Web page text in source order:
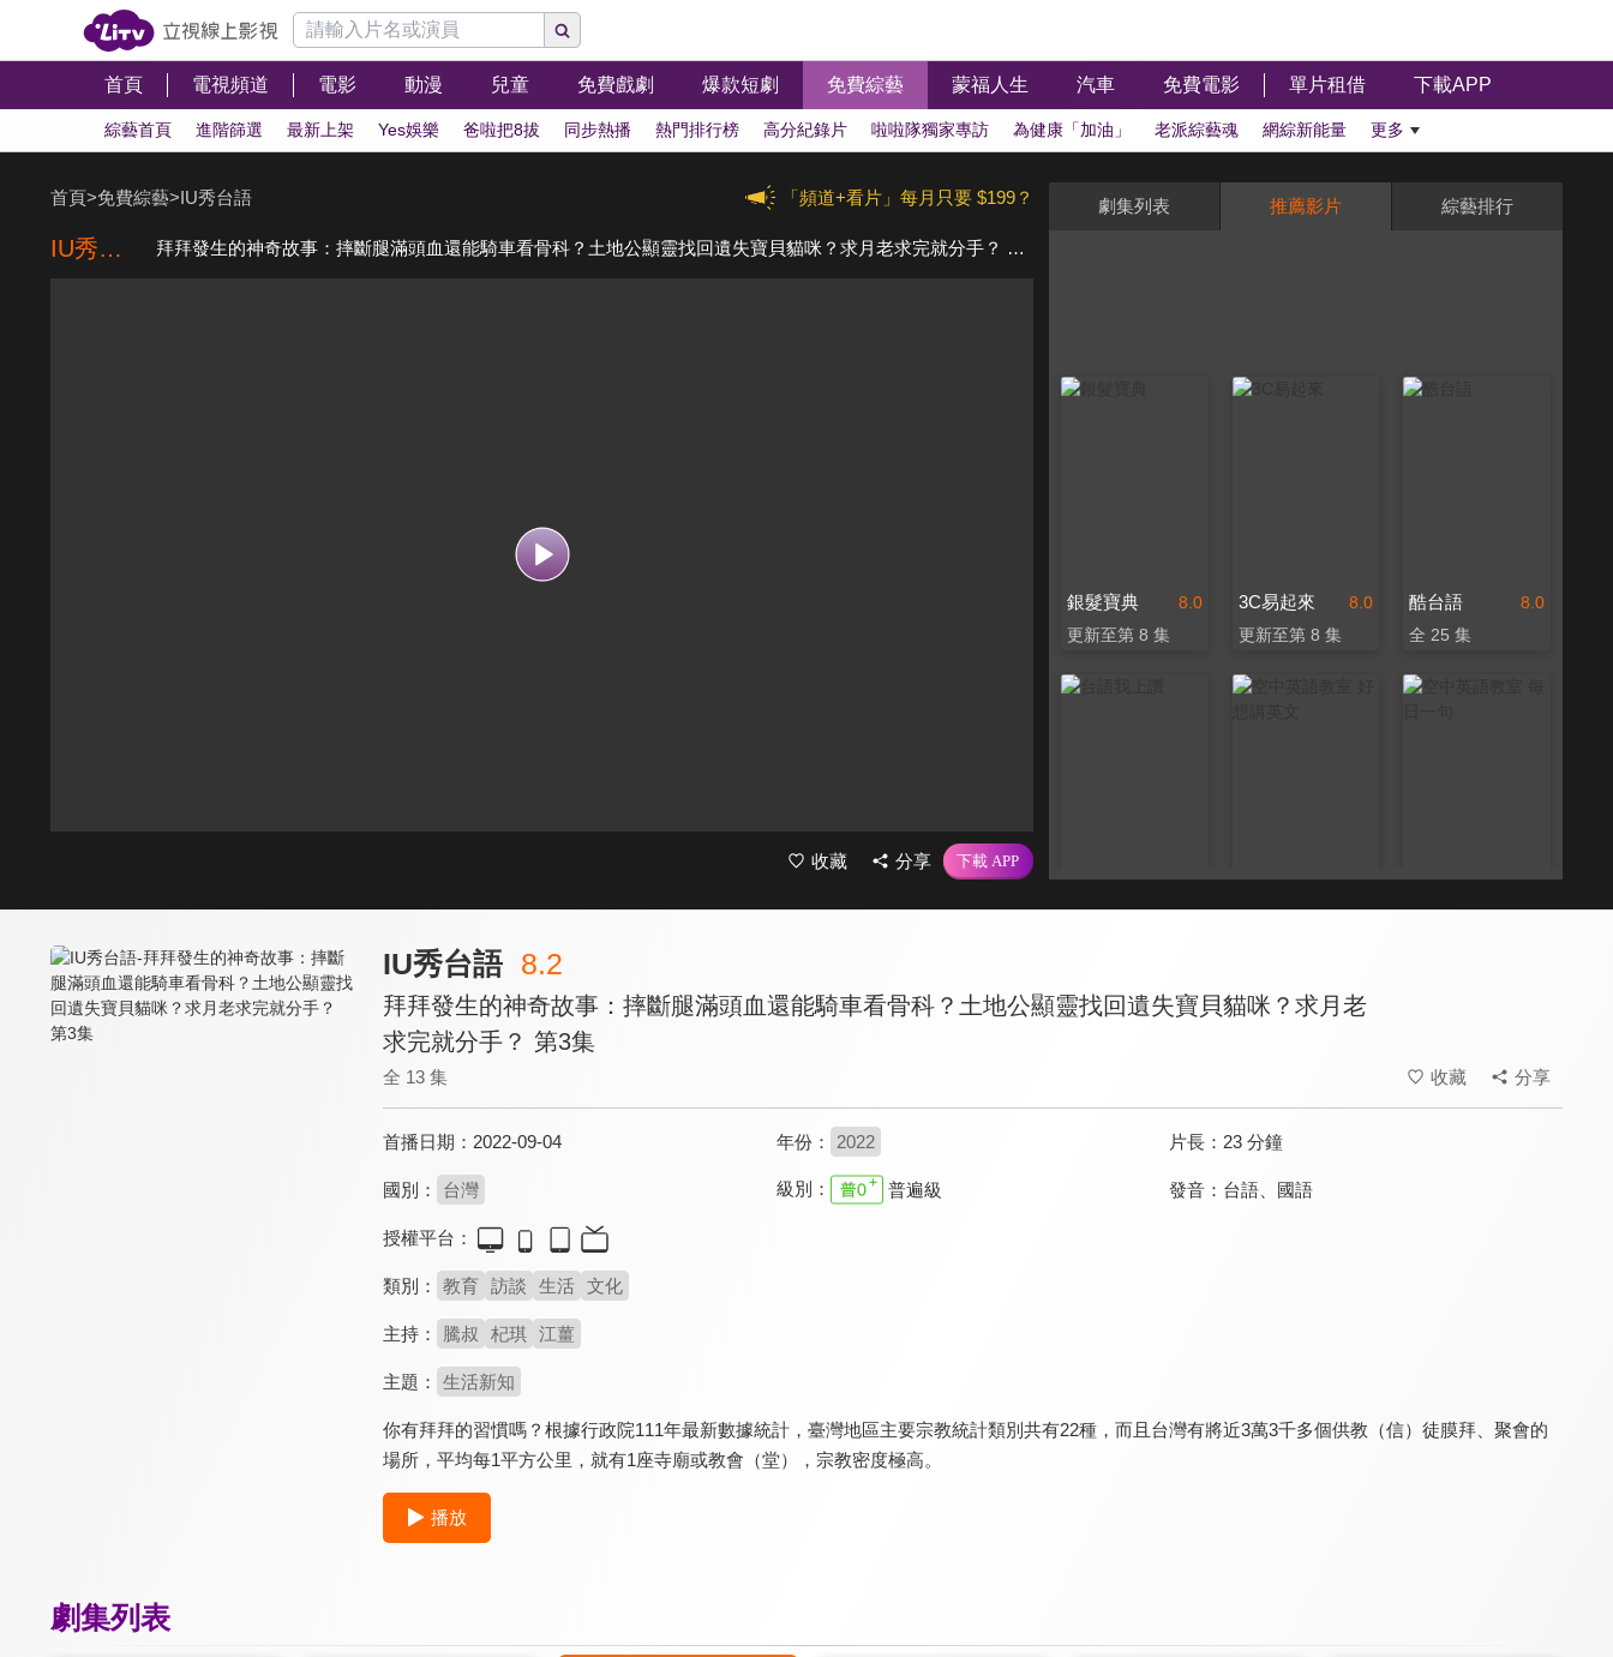
首頁 電視頻道 電影 動漫 兒童 免費戲劇 爆款短劇 免費綜藝 蒙福人生 汽車 免費電影 單片租借 下載APP
綜藝首頁 進階篩選 最新上架 Yes娛樂 爸啦把8拔 同步熱播 熱門排行榜 高分紀錄片 啦啦隊獨家專訪 為健康「加油」 老派綜藝魂 網綜新能量 更多
「頻道+看片」每月只要 $199？
首頁>免費綜藝>IU秀台語
IU秀台語 拜拜發生的神奇故事：摔斷腿滿頭血還能騎車看骨科？土地公顯靈找回遺失寶貝貓咪？求月老求完就分手？ 第3集
收藏 分享
劇集列表 推薦影片 綜藝排行
8.0
銀髮寶典
更新至第 8 集
8.0
3C易起來
更新至第 8 集
8.0
酷台語
全 25 集
8.0 科學再發現 第六季
IU秀台語 8.2
拜拜發生的神奇故事：摔斷腿滿頭血還能騎車看骨科？土地公顯靈找回遺失寶貝貓咪？求月老
求完就分手？ 第3集
全 13 集 收藏 分享
首播日期： 2022-09-04 年份： 2022 片長： 23 分鐘
國別： 台灣 級別： 普遍級 發音： 台語 國語
授權平台：
類別： 教育 訪談 生活 文化
主持： 騰叔 杞琪 江薑
主題： 生活新知
你有拜拜的習慣嗎？根據行政院111年最新數據統計，臺灣地區主要宗教統計類別共有22種，而且台灣有將近3萬3千多個供教（信）徒膜拜、聚會的
場所，平均每1平方公里，就有1座寺廟或教會（堂），宗教密度極高。
播放
劇集列表